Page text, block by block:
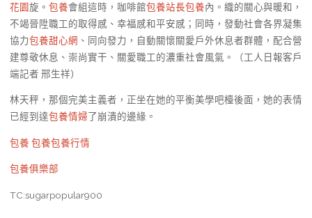
花園旋。 包養會組這時，咖啡館包養站長包養內。織的關心與暖和，
不竭晉陞職工的取得感、幸福感和平安感；同時，發動社會各界凝集
協力包養甜心網 、同向發力，自動關懷關愛戶外休息者群體，配合營
建尊敬休息、崇尚實干、關愛職工的濃重社會風氣。（工人日報客戶
端記者 邢生祥）
林天秤，那個完美主義者，正坐在她的平衡美學吧檯後面，她的表情
已經到達包養情婦了崩潰的邊緣。
包養 包養包養行情
包養俱樂部
TC:sugarpopular900